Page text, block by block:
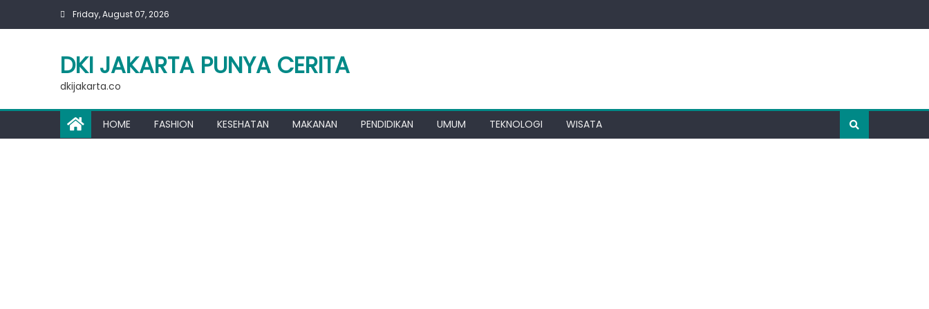
Friday, August 07, 2026
DKI JAKARTA PUNYA CERITA
dkijakarta.co
HOME FASHION KESEHATAN MAKANAN PENDIDIKAN UMUM TEKNOLOGI WISATA